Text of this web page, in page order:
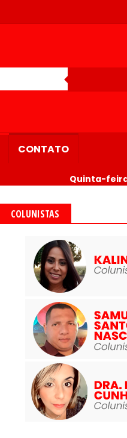
CONTATO
Quinta-
COLUNISTAS